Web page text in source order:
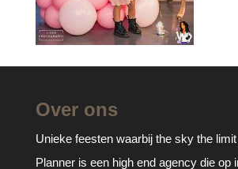
Over ons
Unieke feesten waarbij the sky the
Planner is een high end agency die op